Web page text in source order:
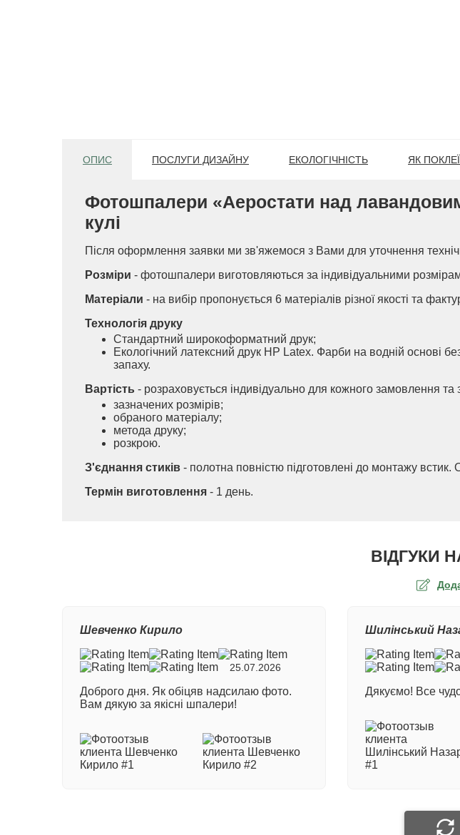
ОПИС ПОСЛУГИ ДИЗАЙНУ ЕКОЛОГІЧНІСТЬ ЯК
Фотошпалери «Аеростати над лавандовим
кулі
Після оформлення заявки ми зв'яжемося з Вами для уточнення
Розміри - фотошпалери виготовляються за індивідуальними
Матеріали - на вибір пропонується 6 матеріалів різної якості та
Технологія друку
Стандартний широкоформатний друк;
Екологічний латексний друк HP Latex. Фарби на водній основі
запаху.
Вартість - розраховується індивідуально для кожного замовлення та
зазначених розмірів;
обраного матеріалу;
метода друку;
розкрою.
З'єднання стиків - полотна повністю підготовлені до монтажу
Термін виготовлення - 1 день.
ВІДГУКИ
Ваша оцінка
Номер замовлення
Ваш відгук
Шевченко Кирило
25.07.2026
Доброго дня. Як обіцяв надсилаю фото.
Вам дякую за якісні шпалери!
Шилінський
Дякуємо! Все